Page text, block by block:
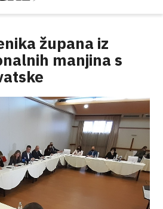
župana iz
manjina s